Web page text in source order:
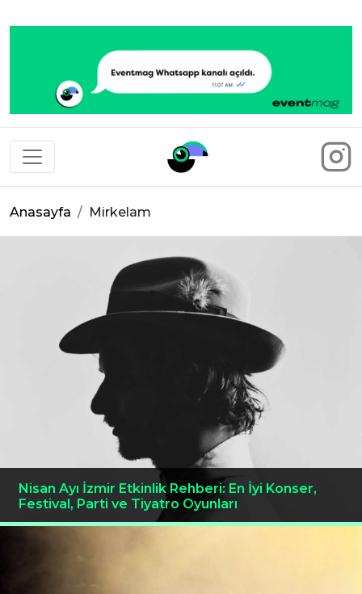
Eventmag
Anasayfa Mirkelam
Nisan Ayı İzmir Etkinlik Rehberi: En İyi Konser,
Festival, Parti ve Tiyatro Oyunları